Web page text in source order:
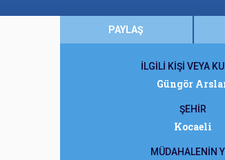
PAYLAŞ
İLGİLİ KİŞİ VEYA
Güngör
ŞEHİR
Kocaeli
MÜDAHALENİN